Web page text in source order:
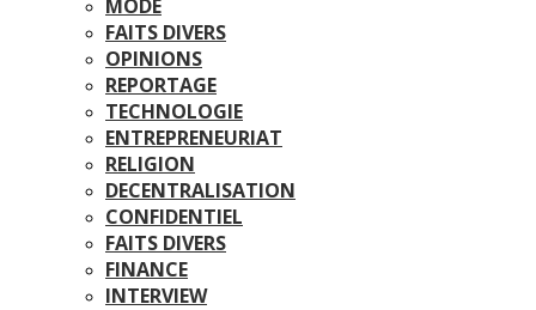
MODE
FAITS DIVERS
OPINIONS
REPORTAGE
TECHNOLOGIE
ENTREPRENEURIAT
RELIGION
DECENTRALISATION
CONFIDENTIEL
FAITS DIVERS
FINANCE
INTERVIEW